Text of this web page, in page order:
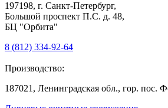
197198, г. Санкт-Петербург,
Большой проспект П.С. д. 48,
БЦ "Орбита"
8 (812) 334-92-64
Производство:
187021, Ленинградская обл., гор. пос.